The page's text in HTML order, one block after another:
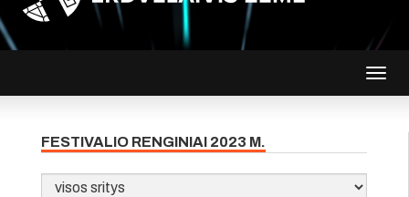
FESTIVALIO RENGINIAI 2023 M.